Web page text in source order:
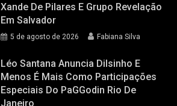
Xande De Pilares E Grupo Revelação
Em Salvador
5 de agosto de 2026 Fabiana Silva
Léo Santana Anuncia Dilsinho E
Menos É Mais Como Participações
Especiais Do PaGGodin Rio De
Janeiro